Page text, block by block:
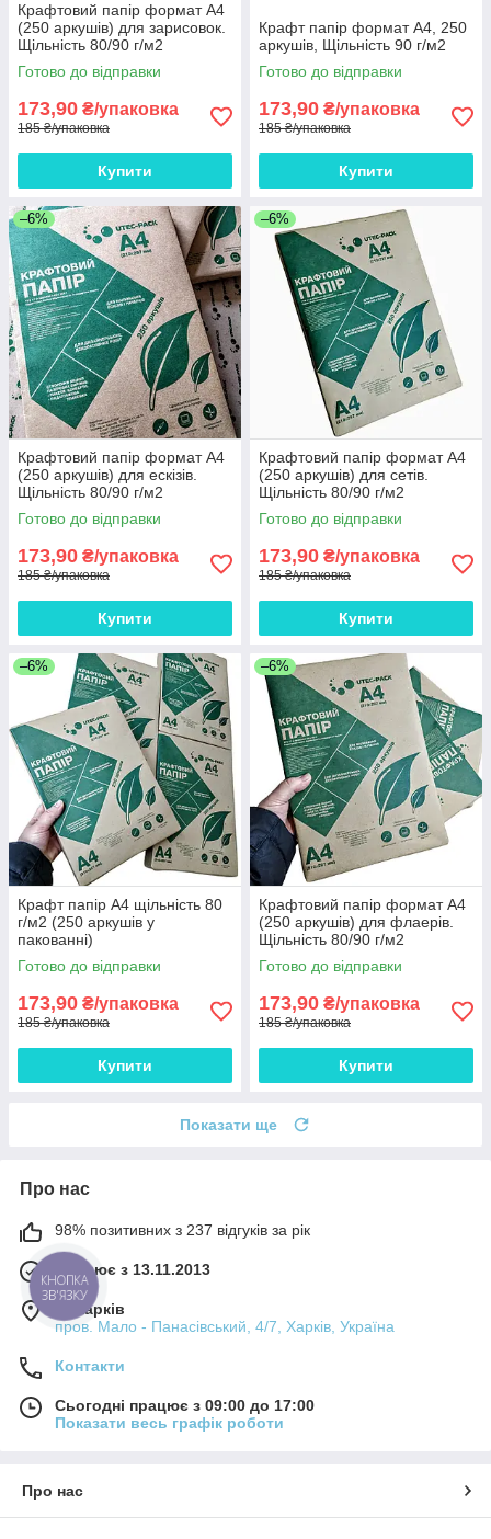
Крафтовий папір формат А4
(250 аркушів) для зарисовок.
Щільність 80/90 г/м2
Готово до відправки
173,90 ₴/упаковка
185 ₴/упаковка
Купити
Крафт папір формат А4, 250
аркушів, Щільність 90 г/м2
Готово до відправки
173,90 ₴/упаковка
185 ₴/упаковка
Купити
–6%
Крафтовий папір формат А4
(250 аркушів) для ескізів.
Щільність 80/90 г/м2
Готово до відправки
173,90 ₴/упаковка
185 ₴/упаковка
Купити
–6%
Крафтовий папір формат А4
(250 аркушів) для сетів.
Щільність 80/90 г/м2
Готово до відправки
173,90 ₴/упаковка
185 ₴/упаковка
Купити
–6%
Крафт папір А4 щільність 80
г/м2 (250 аркушів у
пакованні)
Готово до відправки
173,90 ₴/упаковка
185 ₴/упаковка
Купити
–6%
Крафтовий папір формат А4
(250 аркушів) для флаерів.
Щільність 80/90 г/м2
Готово до відправки
173,90 ₴/упаковка
185 ₴/упаковка
Купити
Показати ще
Про нас
98% позитивних з 237 відгуків за рік
Працює з 13.11.2013
м. Харків
пров. Мало - Панасівський, 4/7, Харків, Україна
Контакти
Сьогодні працює з 09:00 до 17:00
Показати весь графік роботи
Про нас
КНОПКА
ЗВ'ЯЗКУ